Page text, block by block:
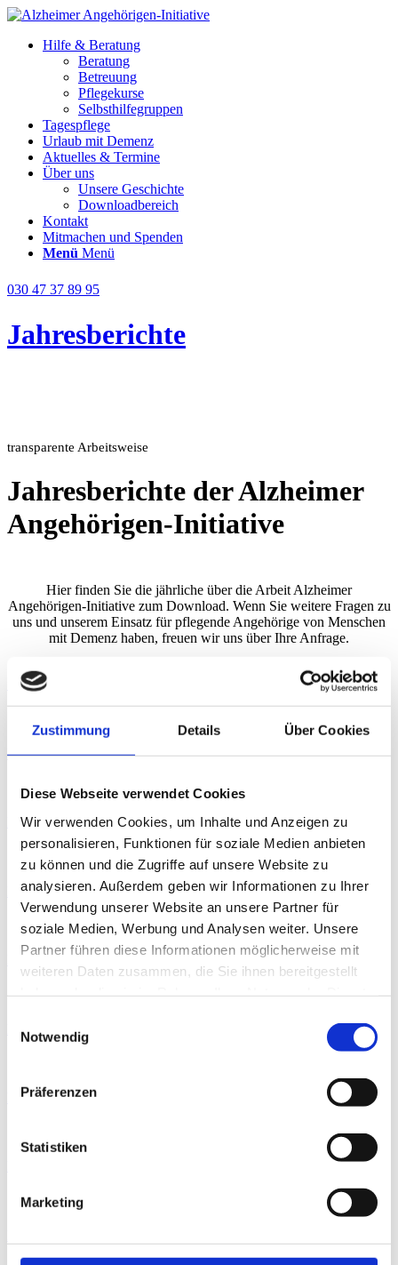
Zustimmung Details Über Cookies
Diese Webseite verwendet Cookies
Wir verwenden Cookies, um Inhalte und Anzeigen zu
personalisieren, Funktionen für soziale Medien anbieten
zu können und die Zugriffe auf unsere Website zu
analysieren. Außerdem geben wir Informationen zu Ihrer
Verwendung unserer Website an unsere Partner für
soziale Medien, Werbung und Analysen weiter. Unsere
Partner führen diese Informationen möglicherweise mit
weiteren Daten zusammen, die Sie ihnen bereitgestellt
Notwendig
Präferenzen
Statistiken
Marketing
Hilfe & Beratung
Beratung
Betreuung
Pflegekurse
Selbsthilfegruppen
Tagespflege
Urlaub mit Demenz
Aktuelles & Termine
Über uns
Unsere Geschichte
Downloadbereich
Kontakt
Mitmachen und Spenden
Menü Menü
030 47 37 89 95
Jahresberichte
transparente Arbeitsweise
Jahresberichte der Alzheimer
Angehörigen-Initiative
Hier finden Sie die jährliche über die Arbeit Alzheimer
Angehörigen-Initiative zum Download. Wenn Sie weitere Fragen zu
uns und unserem Einsatz für pflegende Angehörige von Menschen
mit Demenz haben, freuen wir uns über Ihre Anfrage.
2345
Download
2024
Download
2023
Download
2022
Download
2020
Download
Download